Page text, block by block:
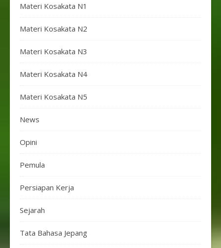
Materi Kosakata N1
Materi Kosakata N2
Materi Kosakata N3
Materi Kosakata N4
Materi Kosakata N5
News
Opini
Pemula
Persiapan Kerja
Sejarah
Tata Bahasa Jepang